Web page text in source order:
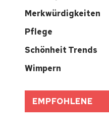
Merkwürdigkeiten
Pflege
Schönheit Trends
Wimpern
EMPFOHLENE